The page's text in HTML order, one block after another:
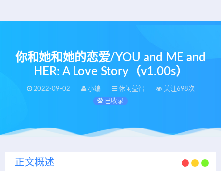
你和她和她的恋爱/YOU and ME and
HER: A Love Story（v1.00s）
2022-09-02 小编 休闲益智
关注698次
已收录
正文概述